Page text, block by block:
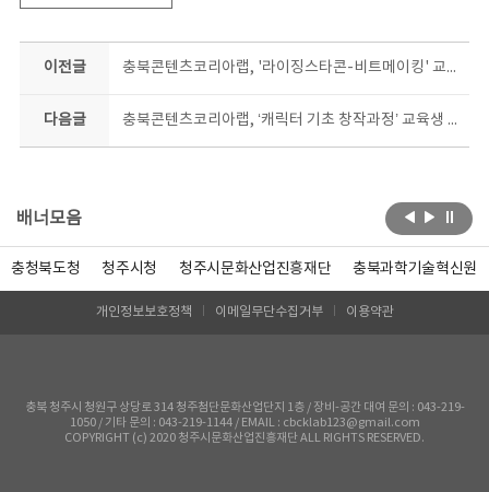
이전글 충북콘텐츠코리아랩, '라이징스타콘-비트메이킹' 교육생 모집
다음글 충북콘텐츠코리아랩, ‘캐릭터 기초 창작과정’ 교육생 모집
배너모음
충청북도청 청주시청 청주시문화산업진흥재단 충북과학기술혁신원
개인정보보호정책 이메일무단수집거부 이용약관
충북 청주시 청원구 상당로 314 청주첨단문화산업단지 1층 / 장비-공간 대여 문의 : 043-219-
1050 / 기타 문의 : 043-219-1144 / EMAIL : cbcklab123@gmail.com
COPYRIGHT (c) 2020 청주시문화산업진흥재단 ALL RIGHTS RESERVED.